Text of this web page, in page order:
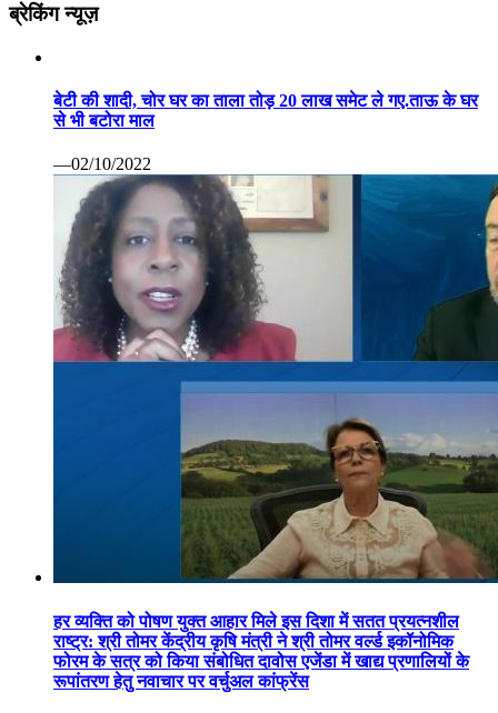
ब्रेकिंग न्यूज़
बेटी की शादी, चोर घर का ताला तोड़ 20 लाख समेट ले गए.ताऊ के घर
से भी बटोरा माल
—02/10/2022
हर व्यक्ति को पोषण युक्त आहार मिले इस दिशा में सतत प्रयत्नशील
राष्ट्र: श्री तोमर केंद्रीय कृषि मंत्री ने श्री तोमर वर्ल्ड इकॉनोमिक
फोरम के सत्र को किया संबोधित दावोस एजेंडा में खाद्य प्रणालियों के
रूपांतरण हेतु नवाचार पर वर्चुअल कांफ्रेंस